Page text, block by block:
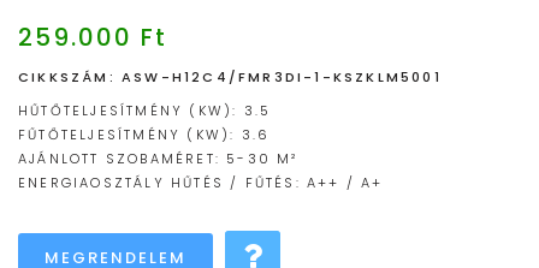
259.000 Ft
CIKKSZÁM: ASW-H12C4/FMR3DI-1-KSZKLM5001
HŰTŐTELJESÍTMÉNY (KW): 3.5
FŰTŐTELJESÍTMÉNY (KW): 3.6
AJÁNLOTT SZOBAMÉRET: 5-30 M²
ENERGIAOSZTÁLY HŰTÉS / FŰTÉS: A++ / A+